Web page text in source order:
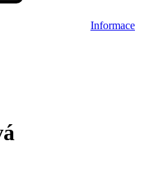
Informace